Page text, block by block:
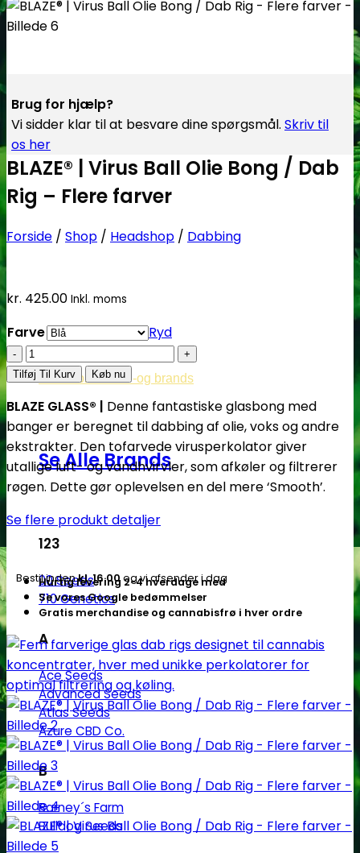
Cannabisavlere -og brands
Se Alle Brands
123
00 Seeds
710 Genetics
A
Ace Seeds
Advanced Seeds
Atlas Seeds
Azure CBD Co.
B
Barney´s Farm
Bulldog Seeds
Brug for hjælp?
Vi sidder klar til at besvare dine spørgsmål. Skriv til
os her
BLAZE® | Virus Ball Olie Bong / Dab
Rig – Flere farver
Forside / Shop / Headshop / Dabbing
kr. 425.00 Inkl. moms
Farve
Ryd
BLAZE®
|
Ball
Olie
Bong
/
Dab
Rig
Flere
farver
antal
Tilføj Til Kurv Køb nu
BLAZE GLASS® | Denne fantastiskeglasbong med
banger er beregnet til dabbing af olie, voks og andre
ekstrakter. Den tofarvede virusperkolator giver
utallige luft- og vandhvirvler, som afkøler og filtrerer
røgen. Dette gør oplevelsen en del mere ‘Smooth’.
Se flere produkt detaljer
Bestil indenkl. 16.00og vi afsender i dag
Hurtig levering 2-4 hverdage med
Se vores Google bedømmelser
Gratis merchandise og cannabisfrø i hver ordre